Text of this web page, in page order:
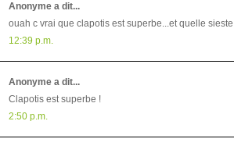
Anonyme a dit...
ouah c vrai que clapotis est superbe...et quelle
12:39 p.m.
Anonyme a dit...
Clapotis est superbe !
2:50 p.m.